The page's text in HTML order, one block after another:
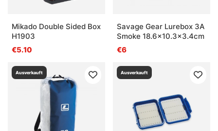
Mikado Double Sided Box
H1903
€5.10
Savage Gear Lurebox 3A
Smoke 18.6x10.3x3.4cm
€6
Ausverkauft Ausverkauft